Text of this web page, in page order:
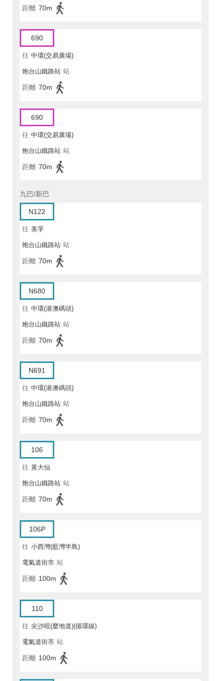
距離 70m
690
往 中環(交易廣場)
炮台山鐵路站 站
距離 70m
690
往 中環(交易廣場)
炮台山鐵路站 站
距離 70m
九巴/新巴
N122
往 美孚
炮台山鐵路站 站
距離 70m
N680
往 中環(港澳碼頭)
炮台山鐵路站 站
距離 70m
N691
往 中環(港澳碼頭)
炮台山鐵路站 站
距離 70m
106
往 黃大仙
炮台山鐵路站 站
距離 70m
106P
往 小西灣(藍灣半島)
電氣道街市 站
距離 100m
110
往 尖沙咀(麼地道)(循環線)
電氣道街市 站
距離 100m